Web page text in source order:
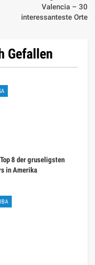
Valencia – 30
interessanteste Orte
Gefallen
8 der gruseligsten
in Amerika